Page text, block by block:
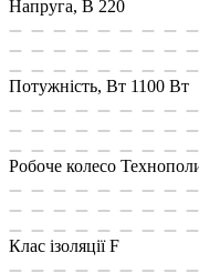
Напруга, В 220
Потужність, Вт 1100 Вт
Робоче колесо
Клас ізоляції F